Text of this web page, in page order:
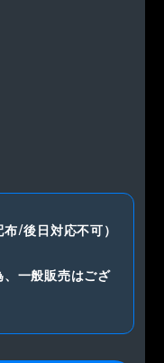
/後日対応不可）
一般販売はござ